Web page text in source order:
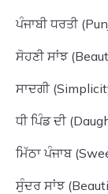
ਪੰਜਾਬੀ ਧਰਤੀ
ਸੋਹਣੀ ਸਾਂਝ
ਸਾਦਗੀ
ਧੀ ਪਿੰਡ ਦੀ
ਮਿੱਠਾ ਪੰਜਾਬ
ਸੁੰਦਰ ਸਾਂਝ